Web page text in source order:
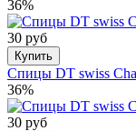
36%
30 руб
Купить
Спицы DT swiss
36%
30 руб